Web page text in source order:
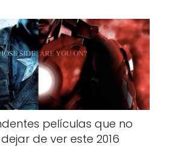
películas que no
de ver este 2016